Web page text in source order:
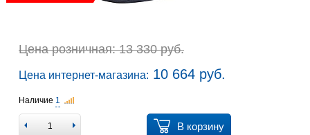
Цена розничная: 13 330 руб.
Цена интернет-магазина: 10 664 руб.
Наличие 1
В корзину